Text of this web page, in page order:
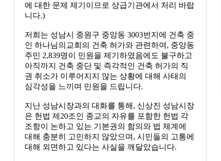
에 대한 문제 제기이므로 상급기관에서 처리 바랍
니다.)
저희는 성남시 중원구 중앙동 3003번지에 건축 중
인 하나님의교회의 건축 허가와 관련하여, 중앙동
주민 2,839명이 민원을 제기하였음에도 불구하고
아직까지 건축 중단 및 즉각적인 건축 허가의 직
권 취소가 이루어지지 않는 상황에 대해 사태의
심각성을 느끼며 민원을 드립니다.
지난 성남시장과의 대화를 통해, 신상진 성남시장
은 헌법 제20조인 종교의 자유를 포함한 헌법 각
조항이 논하고 있는 기본권의 함의와 법 체계에
대해 충분히 고민하지 않았으며, 시민들의 고통에
대해 외면하고 있다는 사실을 깨달았습니다.